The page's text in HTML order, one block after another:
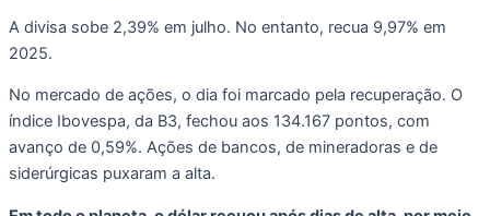
A divisa sobe 2,39% em julho. No entanto, recua 9,97% em
2025.
No mercado de ações, o dia foi marcado pela recuperação. O
índice Ibovespa, da B3, fechou aos 134.167 pontos, com
avanço de 0,59%. Ações de bancos, de mineradoras e de
siderúrgicas puxaram a alta.